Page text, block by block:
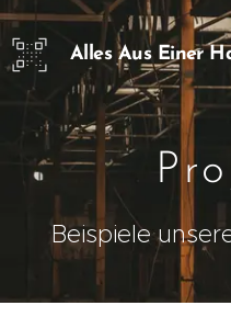
Alles Aus Einer
Dienstleistungen
Beispiele